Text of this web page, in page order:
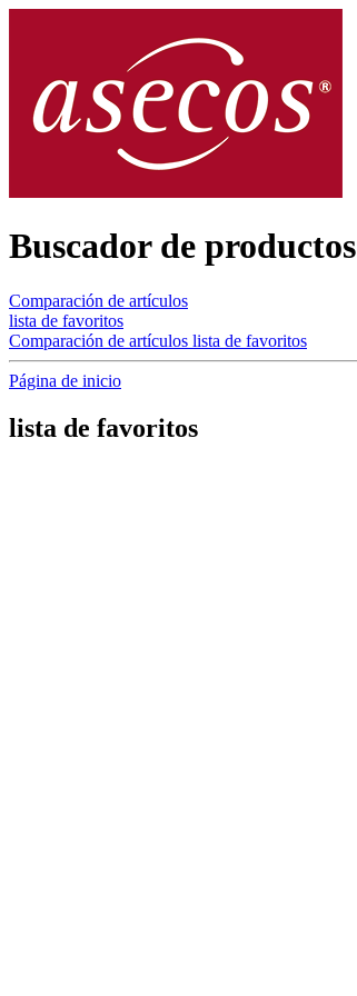
Buscador de productos
Comparación de artículos
lista de favoritos
Comparación de artículos lista de favoritos
Página de inicio
lista de favoritos